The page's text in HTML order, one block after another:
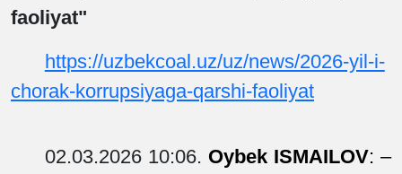
faoliyat"
https://uzbekcoal.uz/uz/news/2026-yil-i-
chorak-korrupsiyaga-qarshi-faoliyat
02.03.2026 10:06. Oybek ISMAILOV: –